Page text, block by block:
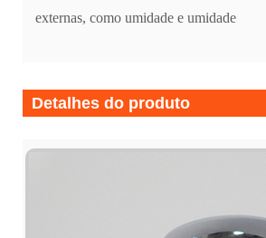
externas, como umidade e umidade
Detalhes do produto